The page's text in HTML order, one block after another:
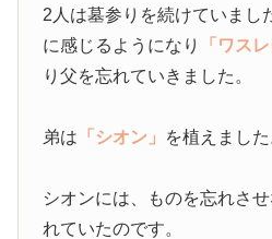
2人は墓参りを続けていまし
に感じるようになり
「ワス
り父を忘れていきました。
弟は 「シオン」 を植えました
シオンには、ものを忘れさ
れていたのです。